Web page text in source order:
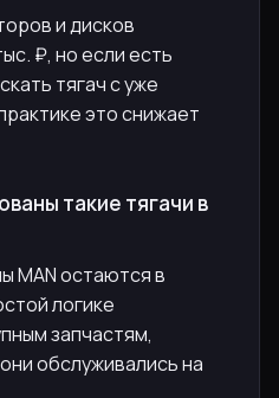
и дисков
₽, но если есть
тягач с уже
это снижает
такие тягачи в
MAN остаются в
логике
запчастям,
обслуживались на